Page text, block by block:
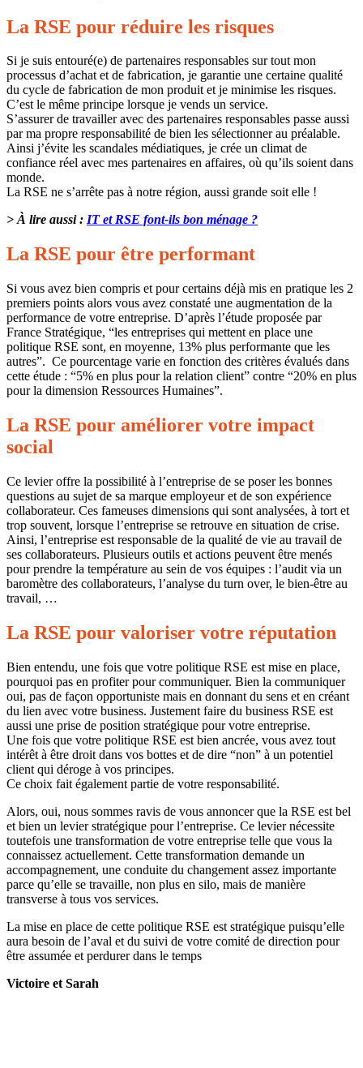
La RSE pour réduire les risques
Si je suis entouré(e) de partenaires responsables sur tout mon
processus d’achat et de fabrication, je garantie une certaine qualité
du cycle de fabrication de mon produit et je minimise les risques.
C’est le même principe lorsque je vends un service.
S’assurer de travailler avec des partenaires responsables passe aussi
par ma propre responsabilité de bien les sélectionner au préalable.
Ainsi j’évite les scandales médiatiques, je crée un climat de
confiance réel avec mes partenaires en affaires, où qu’ils soient dans
monde.
La RSE ne s’arrête pas à notre région, aussi grande soit elle !
> À lire aussi : IT et RSE font-ils bon ménage ?
La RSE pour être performant
Si vous avez bien compris et pour certains déjà mis en pratique les 2
premiers points alors vous avez constaté une augmentation de la
performance de votre entreprise. D’après l’étude proposée par
France Stratégique, “les entreprises qui mettent en place une
politique RSE sont, en moyenne, 13% plus performante que les
autres”. Ce pourcentage varie en fonction des critères évalués dans
cette étude : “5% en plus pour la relation client” contre “20% en plus
pour la dimension Ressources Humaines”.
La RSE pour améliorer votre impact
social
Ce levier offre la possibilité à l’entreprise de se poser les bonnes
questions au sujet de sa marque employeur et de son expérience
collaborateur. Ces fameuses dimensions qui sont analysées, à tort et
trop souvent, lorsque l’entreprise se retrouve en situation de crise.
Ainsi, l’entreprise est responsable de la qualité de vie au travail de
ses collaborateurs. Plusieurs outils et actions peuvent être menés
pour prendre la température au sein de vos équipes : l’audit via un
baromètre des collaborateurs, l’analyse du turn over, le bien-être au
travail, …
La RSE pour valoriser votre réputation
Bien entendu, une fois que votre politique RSE est mise en place,
pourquoi pas en profiter pour communiquer. Bien la communiquer
oui, pas de façon opportuniste mais en donnant du sens et en créant
du lien avec votre business. Justement faire du business RSE est
aussi une prise de position stratégique pour votre entreprise.
Une fois que votre politique RSE est bien ancrée, vous avez tout
intérêt à être droit dans vos bottes et de dire “non” à un potentiel
client qui déroge à vos principes.
Ce choix fait également partie de votre responsabilité.
Alors, oui, nous sommes ravis de vous annoncer que la RSE est bel
et bien un levier stratégique pour l’entreprise. Ce levier nécessite
toutefois une transformation de votre entreprise telle que vous la
connaissez actuellement. Cette transformation demande un
accompagnement, une conduite du changement assez importante
parce qu’elle se travaille, non plus en silo, mais de manière
transverse à tous vos services.
La mise en place de cette politique RSE est stratégique puisqu’elle
aura besoin de l’aval et du suivi de votre comité de direction pour
être assumée et perdurer dans le temps
Victoire et Sarah